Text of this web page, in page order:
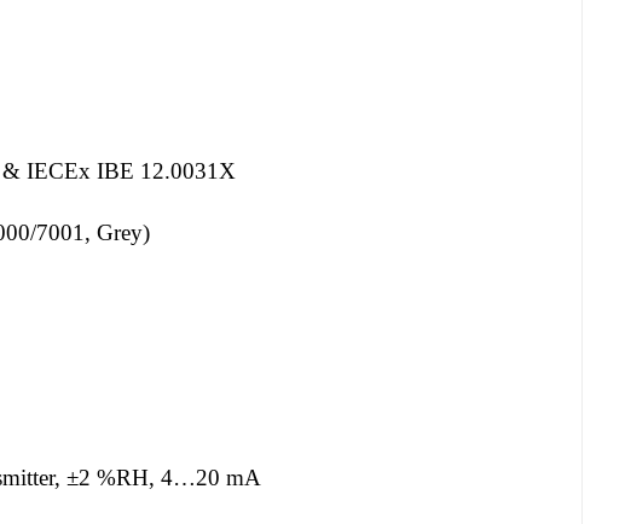
IECEx IBE 12.0031X
7001, Grey)
±2 %RH, 4…20 mA